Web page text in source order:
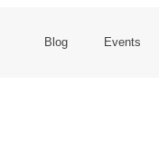
Blog Events